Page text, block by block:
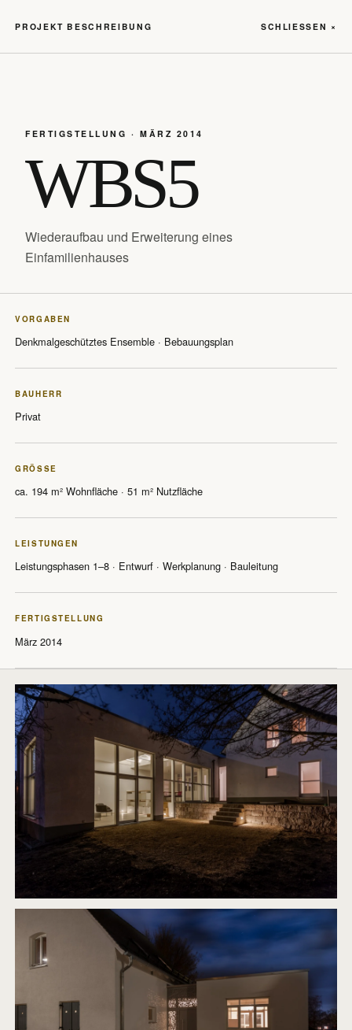
GABRIELE Menü öffnen
Gabriele
Hocke
ARCHITEKTIN
„Die Dinge, die wir schön finden, sind Spielarten der Menschen,
ALAIN DE BOTTON
PROJEKTE
Projekte
PROJEKT BESCHREIBUNG SCHLIESSEN ×
FERTIGSTELLUNG · MÄRZ 2014
WBS5
Wiederaufbau und Erweiterung eines
Einfamilienhauses
VORGABEN
Denkmalgeschütztes Ensemble · Bebauungsplan
BAUHERR
Privat
GRÖSSE
ca. 194 m² Wohnfläche · 51 m² Nutzfläche
LEISTUNGEN
Leistungsphasen 1–8 · Entwurf · Werkplanung · Bauleitung
FERTIGSTELLUNG
März 2014